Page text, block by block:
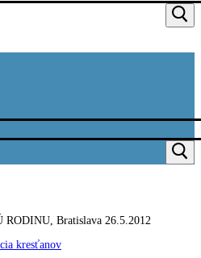
Bratislava 26.5.2012
kresťanov